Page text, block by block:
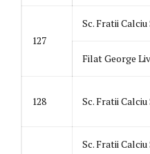
127
Sc. Fratii
Filat George
128 Sc. Fratii Calciu
Sc. Fratii